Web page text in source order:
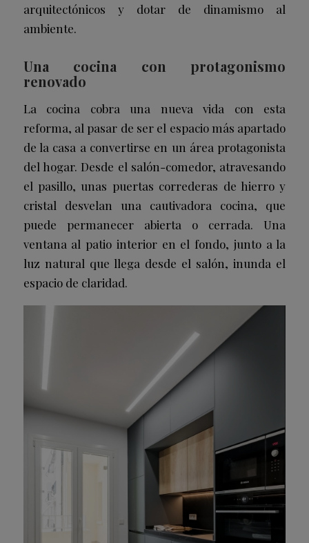
arquitectónicos y dotar de dinamismo al
ambiente.
Una cocina con protagonismo
renovado
La cocina cobra una nueva vida con esta
reforma, al pasar de ser el espacio más apartado
de la casa a convertirse en un área protagonista
del hogar. Desde el salón-comedor, atravesando
el pasillo, unas puertas correderas de hierro y
cristal desvelan una cautivadora cocina, que
puede permanecer abierta o cerrada. Una
ventana al patio interior en el fondo, junto a la
luz natural que llega desde el salón, inunda el
espacio de claridad.